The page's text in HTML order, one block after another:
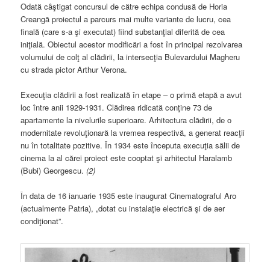
Odată câştigat concursul de către echipa condusă de Horia
Creangă proiectul a parcurs mai multe variante de lucru, cea
finală (care s-a şi executat) fiind substanţial diferită de cea
iniţială. Obiectul acestor modificări a fost în principal rezolvarea
volumului de colţ al clădirii, la intersecţia Bulevardului Magheru
cu strada pictor Arthur Verona.
Execuţia clădirii a fost realizată în etape – o primă etapă a avut
loc între anii 1929-1931. Clădirea ridicată conţine 73 de
apartamente la nivelurile superioare. Arhitectura clădirii, de o
modernitate revoluţionară la vremea respectivă, a generat reacţii
nu în totalitate pozitive. În 1934 este începuta execuţia sălii de
cinema la al cărei proiect este cooptat şi arhitectul Haralamb
(Bubi) Georgescu.(2)
În data de 16 ianuarie 1935 este inaugurat Cinematograful Aro
(actualmente Patria), „dotat cu instalaţie electrică şi de aer
condiţionat”.